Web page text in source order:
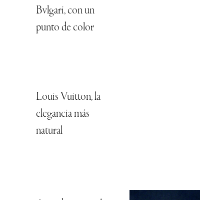
Bvlgari, con un
punto de color
Louis Vuitton, la
elegancia más
natural